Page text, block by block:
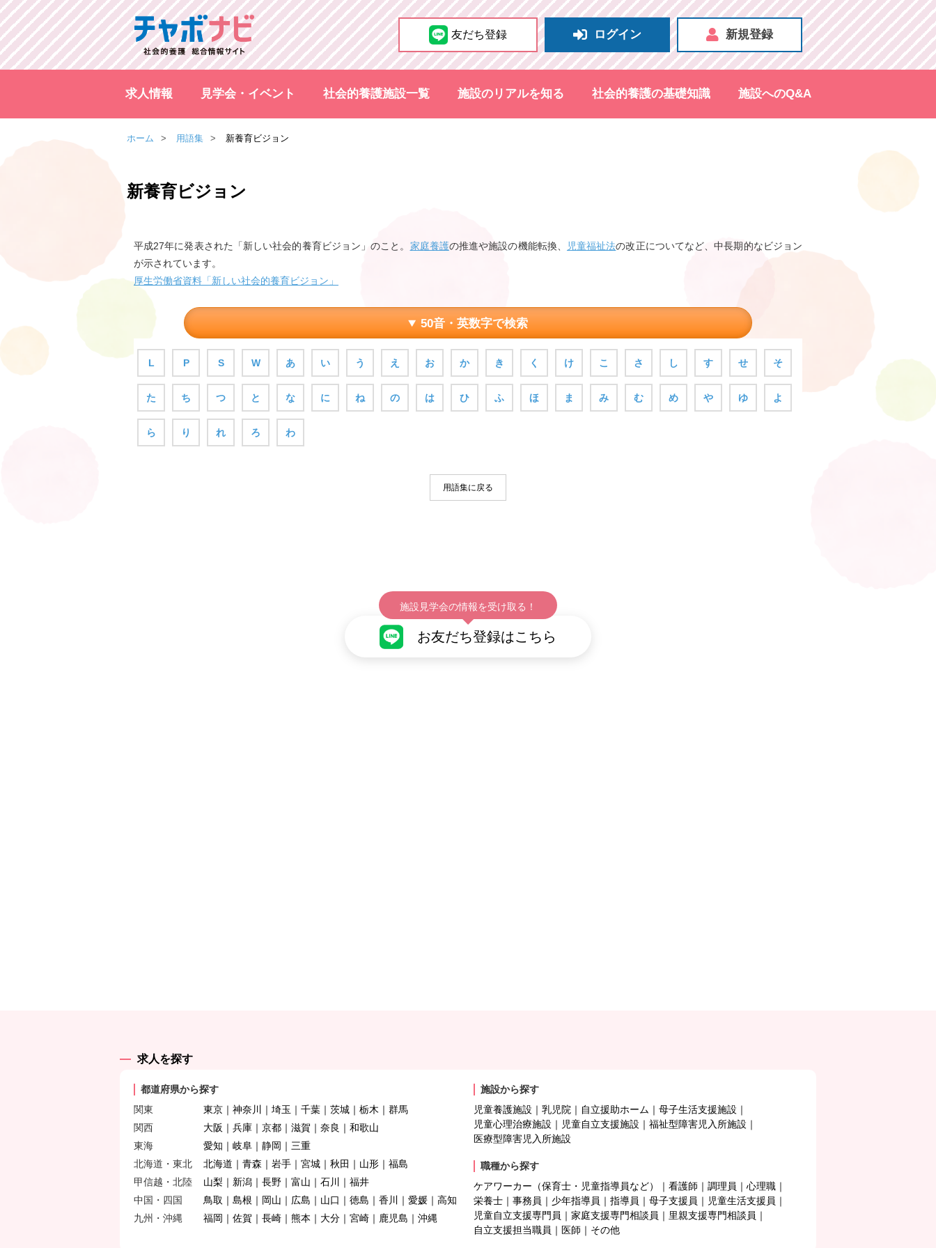
友だち登録 ログイン 新規登録
求人情報 見学会・イベント 社会的養護施設一覧 施設のリアルを知る 社会的養護の基礎知識 施設へのQ&A
ホーム 用語集 新養育ビジョン
新養育ビジョン
平成27年に発表された「新しい社会的養育ビジョン」のこと。 家庭養護の推進や施設の機能転換、 児童福祉法の改正についてなど、中長期的なビジョン
が示されています。
厚生労働省資料「新しい社会的養育ビジョン」
50音・英数字で検索
L P S W あ い う え お か き く け こ さ し す せ そ
た ち つ と な に ね の は ひ ふ ほ ま み む め や ゆ よ
ら り れ ろ わ
用語集に戻る
施設見学会の情報を受け取る！
お友だち登録はこちら
求人を探す
都道府県から探す
関東
東京 神奈川 埼玉 千葉 茨城 栃木
群馬
関西
大阪 兵庫 京都 滋賀 奈良
和歌山
東海
愛知 岐阜 静岡
三重
北海道・東北
北海道 青森 岩手 宮城 秋田 山形
福島
甲信越・北陸
山梨 新潟 長野 富山 石川
福井
中国・四国
鳥取 島根 岡山 広島 山口 徳島 香川 愛媛
高知
九州・沖縄
福岡 佐賀 長崎 熊本 大分 宮崎 鹿児島 沖縄
施設から探す
児童養護施設
乳児院 自立援助ホーム
母子生活支援施設
児童心理治療施設
児童自立支援施設
福祉型障害児入所施設
医療型障害児入所施設
職種から探す
ケアワーカー（保育士・児童指導員など）
看護師 調理員
心理職
栄養士
事務員 少年指導員 指導員 母子支援員
児童生活支援員
児童自立支援専門員
家庭支援専門相談員
里親支援専門相談員
自立支援担当職員
医師 その他